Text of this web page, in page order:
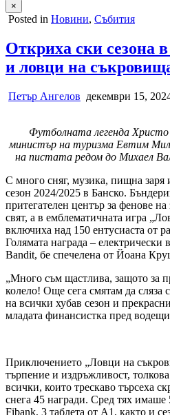
×
Posted in Новини, Събития
Откриха ски сезона
и ловци на
Петър Ангелов декември 15,
Футболната легенда
министър на туризма Евтим
на пистата редом до Михаел
С много сняг, музика, пищна заря
сезон 2024/2025 в Банско.
притегателен център за фенове
свят, а в емблематичната игра
включиха над 150 ентусиаста от
Голямата награда –
Bandit, бе спечелена от Йоана
„Много съм щастлива, защото за
колело! Още сега смятам да сляза
на всички хубав сезон и
младата финансистка пред
Приключението „Ловци на
търпение и издръжливост,
всички, които трескаво търсеха
снега 45 награди. Сред тях
Fibank, 3 таблета от А1, както и